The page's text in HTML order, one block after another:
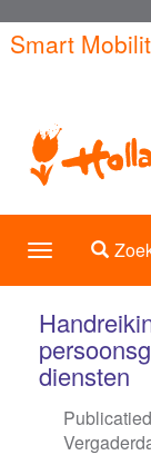
Overslaan
en
inhoud
gaan
Smart
ToggleToggle
diensten